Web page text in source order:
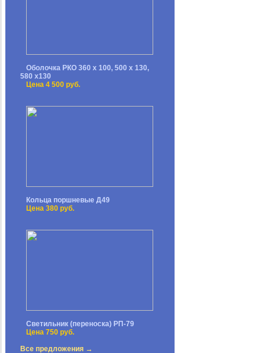
Оболочка РКО 360 х 100, 500 х 130,
580 х130
Цена 4 500 руб.
Кольца поршневые Д49
Цена 380 руб.
Светильник (переноска) РП-79
Цена 750 руб.
Все предложения →